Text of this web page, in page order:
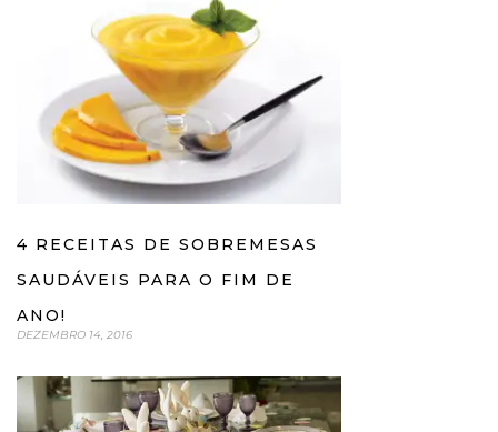
4 RECEITAS DE SOBREMESAS
SAUDÁVEIS PARA O FIM DE
ANO!
DEZEMBRO 14, 2016